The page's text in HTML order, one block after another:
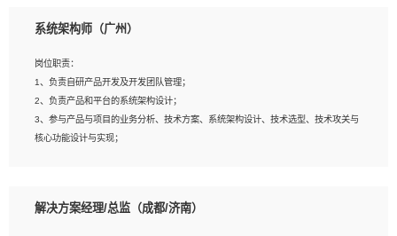
2、1年以上Golang开发工作经验，能独立完成相应项目开发；
与实现，熟悉常用开源框架及设计模式；
4、熟悉Golang、连接池、消息队列等组件使用、熟悉后端开发、测试、调试流程
跟工具使用；
5、对技术有激情，喜欢钻研，能快速接受和掌握新技术，学习能力和工作责任心
强，良好的沟通表达能力和团队协作能力。
系统架构师（广州）
岗位职责：
1、负责自研产品开发及开发团队管理；
2、负责产品和平台的系统架构设计；
3、参与产品与项目的业务分析、技术方案、系统架构设计、技术选型、技术攻关与
核心功能设计与实现；
解决方案经理/总监（成都/济南）